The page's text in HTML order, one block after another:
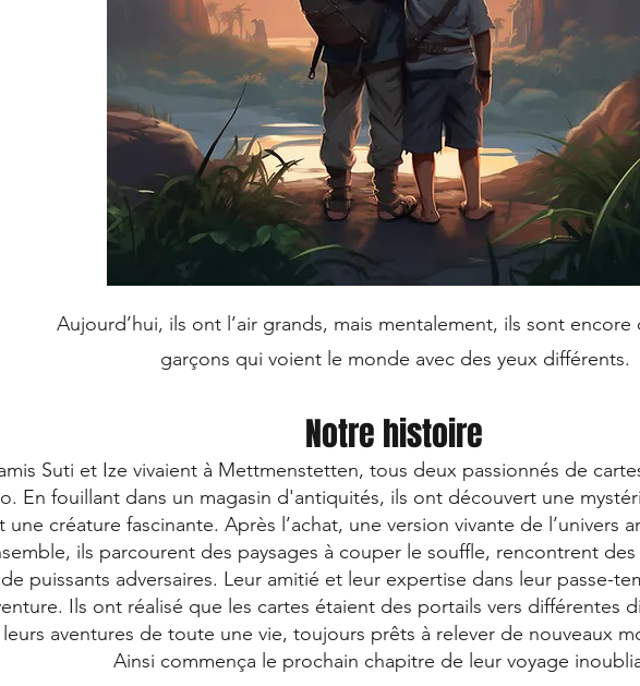
Aujourd’hui, ils ont l’air grands, mais mentalement, ils sont
garçons qui voient le monde avec des yeux différents.
Notre histoire
Suti et Ize vivaient à Mettmenstetten, tous deux passionnés de
En fouillant dans un magasin d'antiquités, ils ont découvert une
une créature fascinante. Après l’achat, une version vivante de l’univers
ils parcourent des paysages à couper le souffle, rencontrent
puissants adversaires. Leur amitié et leur expertise dans leur passe-
Ils ont réalisé que les cartes étaient des portails vers différentes
aventures de toute une vie, toujours prêts à relever de nouveaux
Ainsi commença le prochain chapitre de leur voyage